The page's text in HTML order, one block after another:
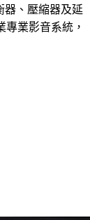
器、壓縮器及延
業影音系統，